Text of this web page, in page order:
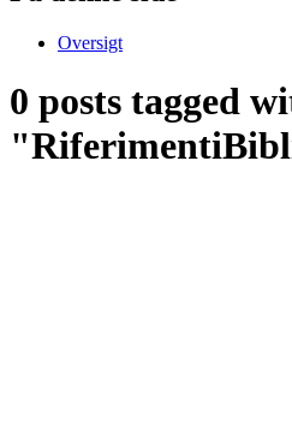
Oversigt
0 posts tagged